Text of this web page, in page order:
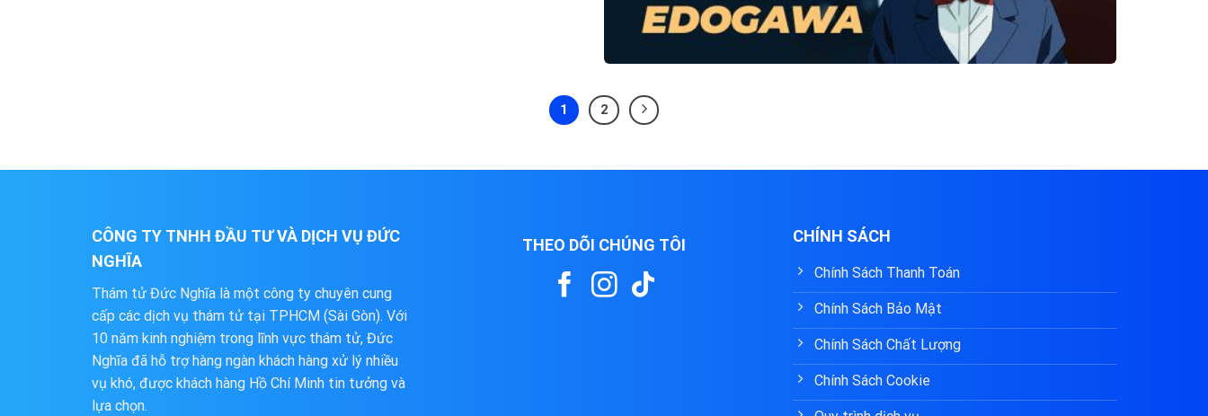
1 2
CÔNG TY TNHH ĐẦU TƯ VÀ DỊCH VỤ ĐỨC
NGHĨA
Thám tử Đức Nghĩa là một công ty chuyên cung
cấp các dịch vụ thám tử tại TPHCM (Sài Gòn). Với
10 năm kinh nghiệm trong lĩnh vực thám tử, Đức
Nghĩa đã hỗ trợ hàng ngàn khách hàng xử lý nhiều
vụ khó, được khách hàng Hồ Chí Minh tin tưởng và
lựa chọn.
THEO DÕI CHÚNG TÔI CHÍNH SÁCH
Chính Sách Thanh Toán
Chính Sách Bảo Mật
Chính Sách Chất Lượng
Chính Sách Cookie